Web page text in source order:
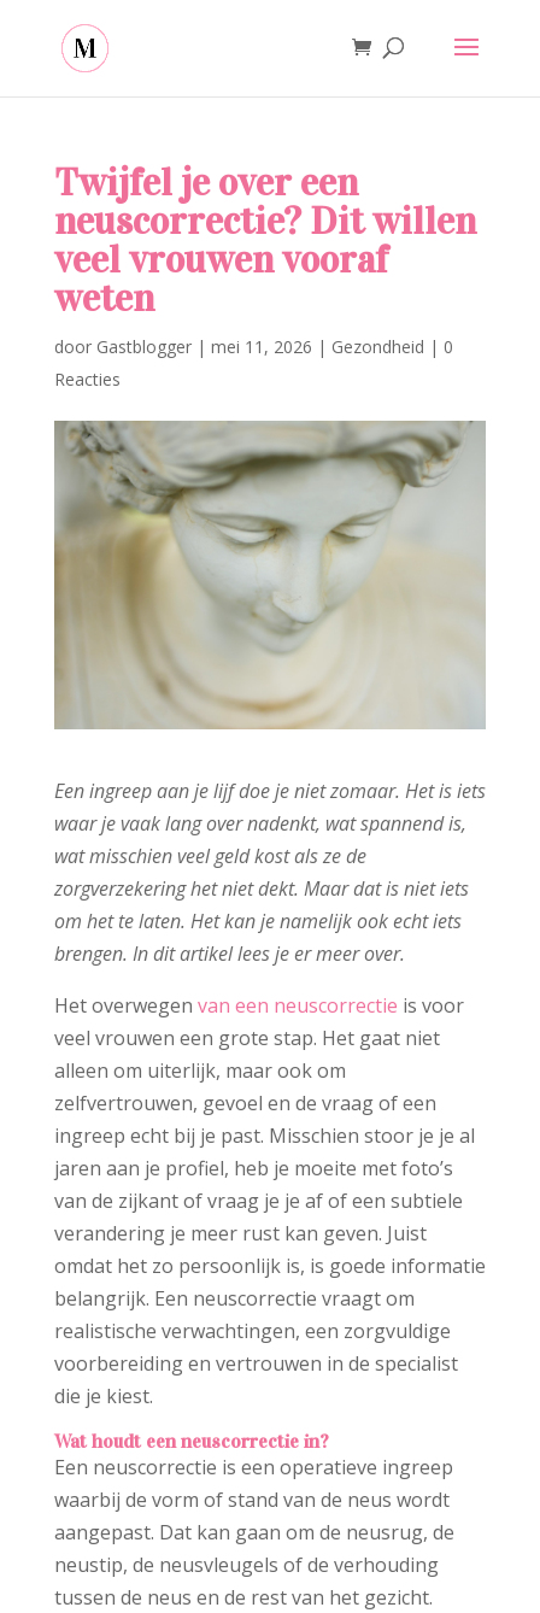
Twijfel je over een
neuscorrectie? Dit willen
veel vrouwen vooraf
weten
door Gastblogger| mei 11, 2026 | Gezondheid | 0
Reacties
Een ingreep aan je lijf doe je niet zomaar. Het is iets
waar je vaak lang over nadenkt, wat spannend is,
wat misschien veel geld kost als ze de
zorgverzekering het niet dekt. Maar dat is niet iets
om het te laten. Het kan je namelijk ook echt iets
brengen. In dit artikel lees je er meer over.
Het overwegen van een neuscorrectie is voor
veel vrouwen een grote stap. Het gaat niet
alleen om uiterlijk, maar ook om
zelfvertrouwen, gevoel en de vraag of een
ingreep echt bij je past. Misschien stoor je je al
jaren aan je profiel, heb je moeite met foto’s
van de zijkant of vraag je je af of een subtiele
verandering je meer rust kan geven. Juist
omdat het zo persoonlijk is, is goede informatie
belangrijk. Een neuscorrectie vraagt om
realistische verwachtingen, een zorgvuldige
voorbereiding en vertrouwen in de specialist
die je kiest.
Wat houdt een neuscorrectie in?
Een neuscorrectie is een operatieve ingreep
waarbij de vorm of stand van de neus wordt
aangepast. Dat kan gaan om de neusrug, de
neustip, de neusvleugels of de verhouding
tussen de neus en de rest van het gezicht.